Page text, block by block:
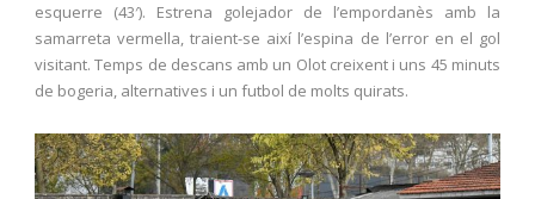
esquerre (43′). Estrena golejador de l’empordanès amb la
samarreta vermella, traient-se així l’espina de l’error en el gol
visitant. Temps de descans amb un Olot creixent i uns 45 minuts
de bogeria, alternatives i un futbol de molts quirats.